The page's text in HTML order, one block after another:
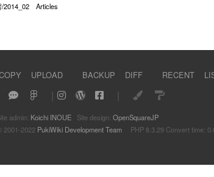
2014_02 Articles
UPLOAD BACKUP DIFF RECENT
admin: Koichi INOUE Site design: OpenSquareJP
2022 PukiWiki Development TeamPHP 8.3.29 Convert time: